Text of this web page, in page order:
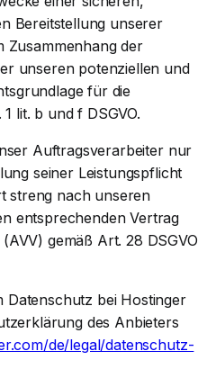
Bereitstellung unserer
Zusammenhang der
unseren potenziellen und
für die
lit. b und f DSGVO.
Auftragsverarbeiter nur
seiner Leistungspflicht
streng nach unseren
entsprechenden Vertrag
gemäß Art. 28 DSGVO
Datenschutz bei Hostinger
des Anbieters
de/legal/datenschutz-